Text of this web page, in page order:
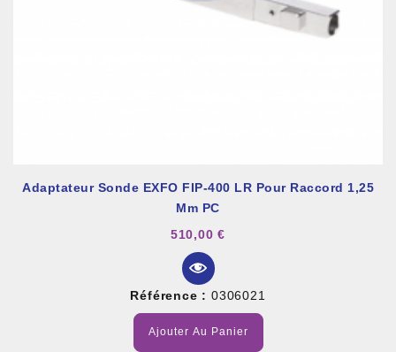
Adaptateur Sonde EXFO FIP-400 LR Pour Raccord 1,25
Mm PC
510,00 €
Référence : 0306021
Ajouter Au Panier